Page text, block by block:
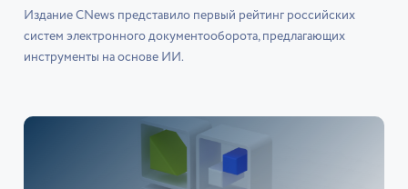
Издание CNews представило первый рейтинг российских
систем электронного документооборота, предлагающих
инструменты на основе ИИ.